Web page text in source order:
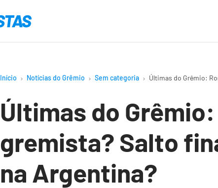
Início Notícias do Grêmio Sem categoria Últimas do Grêmio:
Últimas do
gremista? Salto
na Argentina?